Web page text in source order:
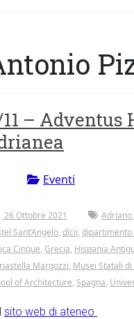
–
Eventi
26 Ottobre 2021 Adriano,
Sant’Angelo, dicii, dipartimento
Cinque, Grecia, Hispania
Margozzi, Musei Statali di
of Architecture, Spagna,
sito web di ateneo